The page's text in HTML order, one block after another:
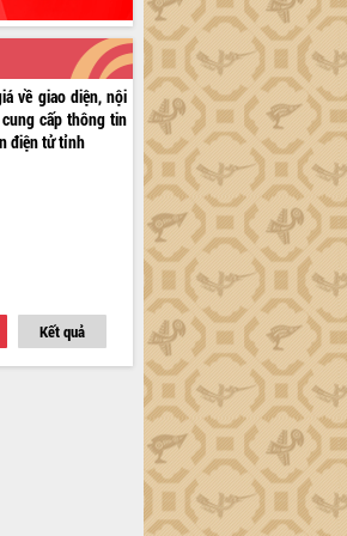
về giao diện, nội
cấp thông tin
điện tử tỉnh
Kết quả